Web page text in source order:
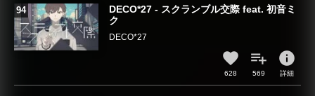
DECO*27 - スクランブル交際 feat. 初音ミ
ク
DECO*27
628 569
info
詳細